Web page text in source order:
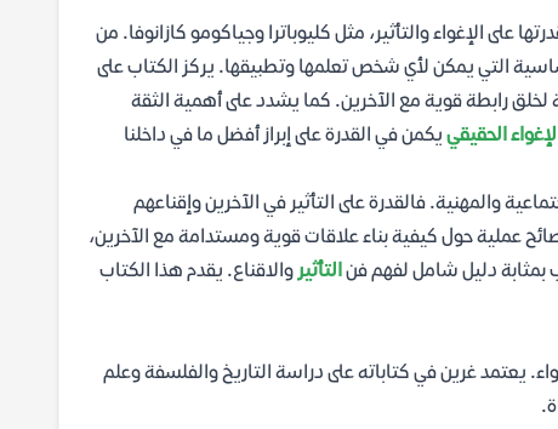
على الإغواء والتأثير، مثل كليوباترا وجياكومو كازانوفا. من
التي يمكن لأي شخص تعلمها وتطبيقها. يركز الكتاب على
رابطة قوية مع الآخرين. كما يشدد على أهمية الثقة
الحقيقي يكمن في القدرة على إبراز أفضل ما في داخلنا
والمهنية. فالقدرة على التأثير في الآخرين وإقناعهم
عملية حول كيفية بناء علاقات قوية ومستدامة مع الآخرين،
بمثابة دليل شامل لفهم فنالتأثيروالاقناع. يقدم هذا الكتاب
يعتمد غرين في كتاباته على دراسة التاريخ والفلسفة وعلم